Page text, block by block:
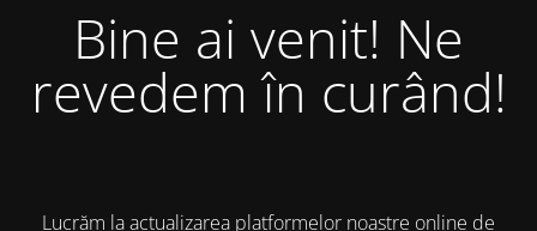
Bine ai venit! Ne
revedem în curând!
Lucrăm la actualizarea platformelor noastre online de